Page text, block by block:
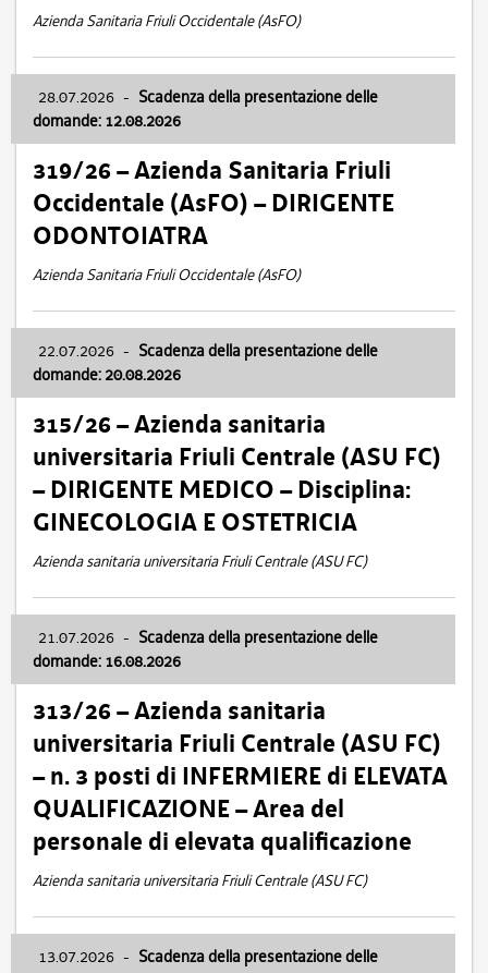
Azienda Sanitaria Friuli Occidentale (AsFO)
28.07.2026 - Scadenza della presentazione delle
domande: 12.08.2026
319/26 – Azienda Sanitaria Friuli
Occidentale (AsFO) – DIRIGENTE
ODONTOIATRA
Azienda Sanitaria Friuli Occidentale (AsFO)
22.07.2026 - Scadenza della presentazione delle
domande: 20.08.2026
315/26 – Azienda sanitaria
universitaria Friuli Centrale (ASU FC)
– DIRIGENTE MEDICO – Disciplina:
GINECOLOGIA E OSTETRICIA
Azienda sanitaria universitaria Friuli Centrale (ASU FC)
21.07.2026 - Scadenza della presentazione delle
domande: 16.08.2026
313/26 – Azienda sanitaria
universitaria Friuli Centrale (ASU FC)
– n. 3 posti di INFERMIERE di ELEVATA
QUALIFICAZIONE – Area del
personale di elevata qualificazione
Azienda sanitaria universitaria Friuli Centrale (ASU FC)
13.07.2026 - Scadenza della presentazione delle